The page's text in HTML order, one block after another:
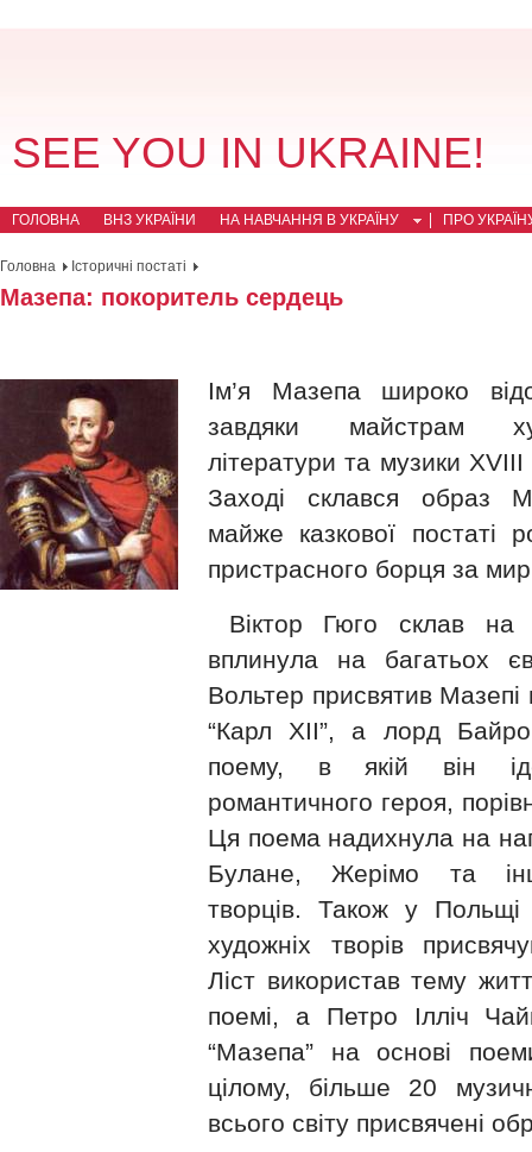
SEE YOU IN UKRAINE!
ГОЛОВНА ВНЗ УКРАЇНИ НА НАВЧАННЯ В УКРАЇНУ ПРО
Головна Історичні постаті
Мазепа: покоритель сердець
Ім’я Мазепа широко
завдяки майстрам
літератури та музики
Заході склався образ
майже казкової постаті
пристрасного борця за
Віктор Гюго склав на
вплинула на багатьох
Вольтер присвятив Мазепі
“Карл ХІІ”, а лорд
поему, в якій він
романтичного героя,
Ця поема надихнула на
Булане, Жерімо та
творців. Також у Польщі
художніх творів
Ліст використав тему
поемі, а Петро Ілліч
“Мазепа” на основі
цілому, більше 20
всього світу присвячені